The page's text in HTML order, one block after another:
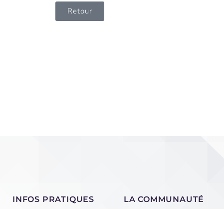
Retour
INFOS PRATIQUES LA COMMUNAUTÉ